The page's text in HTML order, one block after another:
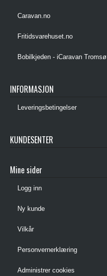
Caravan.no
Fritidsvarehuset.no
Bobilkjeden - iCaravan Tromsø
INFORMASJON
Leveringsbetingelser
KUNDESENTER
Mine sider
Logg inn
Ny kunde
Vilkår
Personvernerklæring
Administrer cookies